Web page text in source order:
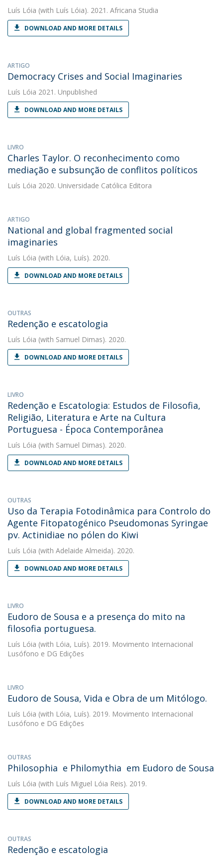
Luís Lóia (with Luís Lóia). 2021. Africana Studia
DOWNLOAD AND MORE DETAILS
ARTIGO
Democracy Crises and Social Imaginaries
Luís Lóia 2021. Unpublished
DOWNLOAD AND MORE DETAILS
LIVRO
Charles Taylor. O reconhecimento como
mediação e subsunção de conflitos políticos
Luís Lóia 2020. Universidade Católica Editora
ARTIGO
National and global fragmented social
imaginaries
Luís Lóia (with Lóia, Luís). 2020.
DOWNLOAD AND MORE DETAILS
OUTRAS
Redenção e escatologia
Luís Lóia (with Samuel Dimas). 2020.
DOWNLOAD AND MORE DETAILS
LIVRO
Redenção e Escatologia: Estudos de Filosofia,
Religião, Literatura e Arte na Cultura
Portuguesa - Época Contemporânea
Luís Lóia (with Samuel Dimas). 2020.
DOWNLOAD AND MORE DETAILS
OUTRAS
Uso da Terapia Fotodinâmica para Controlo do
Agente Fitopatogénico Pseudomonas Syringae
pv. Actinidiae no pólen do Kiwi
Luís Lóia (with Adelaide Almeida). 2020.
DOWNLOAD AND MORE DETAILS
LIVRO
Eudoro de Sousa e a presença do mito na
filosofia portuguesa.
Luís Lóia (with Lóia, Luís). 2019. Movimento Internacional
Lusófono e DG Edições
LIVRO
Eudoro de Sousa, Vida e Obra de um Mitólogo.
Luís Lóia (with Lóia, Luís). 2019. Movimento Internacional
Lusófono e DG Edições
OUTRAS
Philosophia e Philomythia em Eudoro de Sousa
Luís Lóia (with Luís Miguel Lóia Reis). 2019.
DOWNLOAD AND MORE DETAILS
OUTRAS
Redenção e escatologia